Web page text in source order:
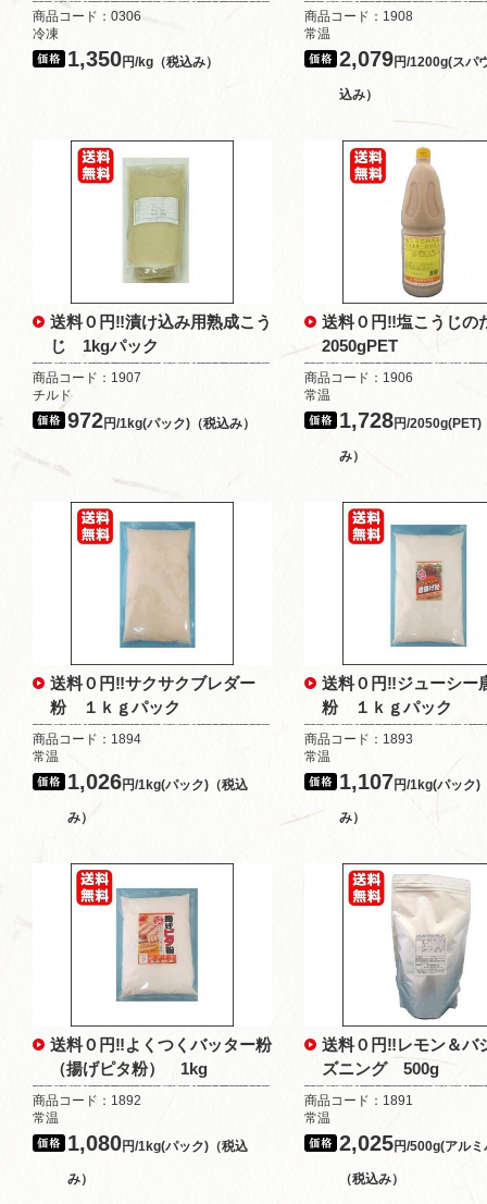
商品コード：0306
冷凍
1,350円/kg（税込み）
商品コード：1908
常温
2,079円/1200g(スパ
込み）
送料０円‼漬け込み用熟成こう
じ 1kgパック
商品コード：1907
チルド
972円/1kg(パック)（税込み）
送料０円‼塩こうじ
2050gPET
商品コード：1906
常温
1,728円/2050g(PET)
み）
送料０円‼サクサクブレダー
粉 １ｋｇパック
商品コード：1894
常温
1,026円/1kg(パック)（税込
み）
送料０円‼ジューシー
粉 １ｋｇパック
商品コード：1893
常温
1,107円/1kg(パック)
み）
送料０円‼よくつくバッター粉
（揚げピタ粉） 1kg
商品コード：1892
常温
1,080円/1kg(パック)（税込
み）
送料０円‼レモン＆バ
ズニング 500g
商品コード：1891
常温
2,025円/500g(アル
（税込み）